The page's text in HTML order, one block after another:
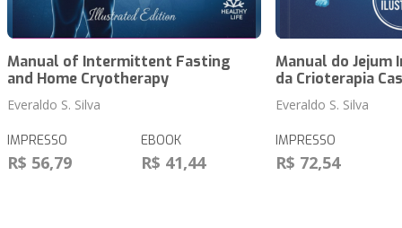
Manual of Intermittent Fasting
and Home Cryotherapy
Everaldo S. Silva
IMPRESSO
R$ 56,79
EBOOK
R$ 41,44
Manual do Jejum
da Crioterapia
Everaldo S. Silva
IMPRESSO
R$ 72,54